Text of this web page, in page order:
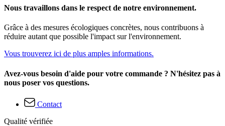
Nous travaillons dans le respect de notre environnement.
Grâce à des mesures écologiques concrètes, nous contribuons à
réduire autant que possible l'impact sur l'environnement.
Vous trouverez ici de plus amples informations.
Avez-vous besoin d'aide pour votre commande ? N'hésitez pas à
nous poser vos questions.
Contact
Qualité vérifiée